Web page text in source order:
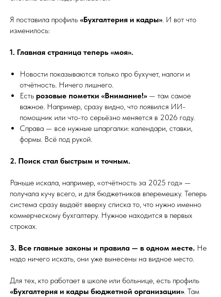
Я поставила профиль «Бухгалтерия и кадры». И вот что
изменилось:
1. Главная страница теперь «моя».
Новости показываются только про бухучет, налоги и
отчётность. Ничего лишнего.
Есть розовые пометки «Внимание!» — там самое
важное. Например, сразу видно, что появился ИИ-
помощник или что-то серьёзно меняется в 2026 году.
Справа — все нужные шпаргалки: календари, ставки,
формы. Всё под рукой.
2. Поиск стал быстрым и точным.
Раньше искала, например, «отчётность за 2025 год» —
получала кучу всего, и для бюджетников вперемешку. Теперь
система сразу выдаёт вверху списка то, что нужно именно
коммерческому бухгалтеру. Нужное находится в первых
строках.
3. Все главные законы и правила — в одном месте. Не
надо ничего искать, они уже вынесены на видное место.
Для тех, кто работает в школе или больнице, есть профиль
«Бухгалтерия и кадры бюджетной организации». Там